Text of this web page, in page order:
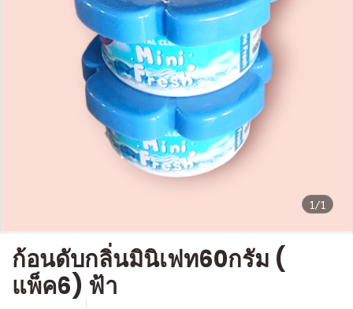
1/1
ก้อนดับกลิ่นมินิเฟท60กรัม (
แพ็ค6) ฟ้า